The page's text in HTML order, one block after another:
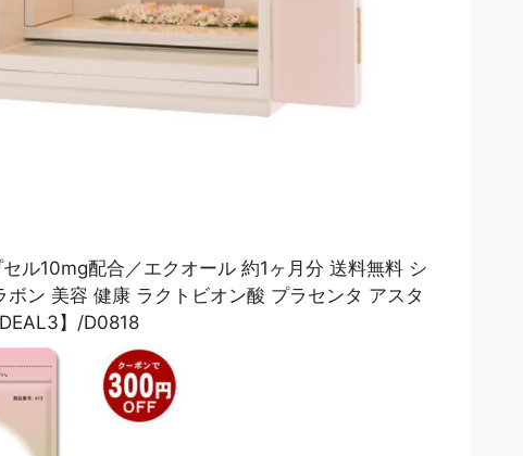
ル10mg配合／エクオール 約1ヶ月分 送料無料 シ
ン 美容 健康 ラクトビオン酸 プラセンタ アスタ
】/D0818